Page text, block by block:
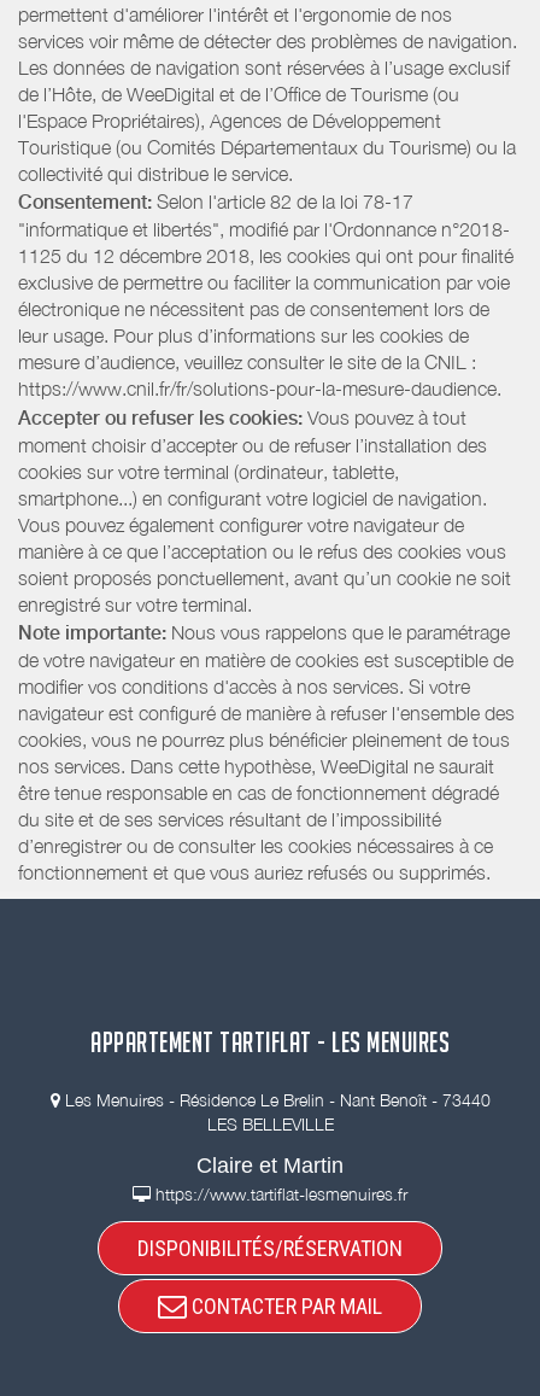
permettent d'améliorer l'intérêt et l'ergonomie de nos
services voir même de détecter des problèmes de navigation.
Les données de navigation sont réservées à l’usage exclusif
de l’Hôte, de WeeDigital et de l’Office de Tourisme (ou
l'Espace Propriétaires), Agences de Développement
Touristique (ou Comités Départementaux du Tourisme) ou la
collectivité qui distribue le service.
Consentement: Selon l'article 82 de la loi 78-17
"informatique et libertés", modifié par l'Ordonnance n°2018-
1125 du 12 décembre 2018, les cookies qui ont pour finalité
exclusive de permettre ou faciliter la communication par voie
électronique ne nécessitent pas de consentement lors de
leur usage. Pour plus d’informations sur les cookies de
mesure d’audience, veuillez consulter le site de la CNIL :
https://www.cnil.fr/fr/solutions-pour-la-mesure-daudience.
Accepter ou refuser les cookies: Vous pouvez à tout
moment choisir d’accepter ou de refuser l’installation des
cookies sur votre terminal (ordinateur, tablette,
smartphone...) en configurant votre logiciel de navigation.
Vous pouvez également configurer votre navigateur de
manière à ce que l’acceptation ou le refus des cookies vous
soient proposés ponctuellement, avant qu’un cookie ne soit
enregistré sur votre terminal.
Note importante: Nous vous rappelons que le paramétrage
de votre navigateur en matière de cookies est susceptible de
modifier vos conditions d'accès à nos services. Si votre
navigateur est configuré de manière à refuser l'ensemble des
cookies, vous ne pourrez plus bénéficier pleinement de tous
nos services. Dans cette hypothèse, WeeDigital ne saurait
être tenue responsable en cas de fonctionnement dégradé
du site et de ses services résultant de l’impossibilité
d’enregistrer ou de consulter les cookies nécessaires à ce
fonctionnement et que vous auriez refusés ou supprimés.
APPARTEMENT TARTIFLAT - LES MENUIRES
Les Menuires - Résidence Le Brelin - Nant Benoît - 73440
LES BELLEVILLE
Claire et Martin
https://www.tartiflat-lesmenuires.fr
DISPONIBILITÉS/RÉSERVATION
CONTACTER PAR MAIL